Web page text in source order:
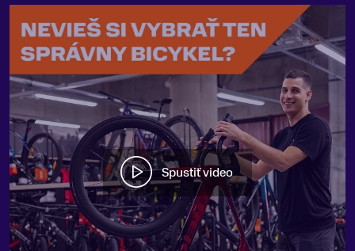
Spustiť video